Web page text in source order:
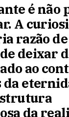
é não
A
razão
deixar
ao
da